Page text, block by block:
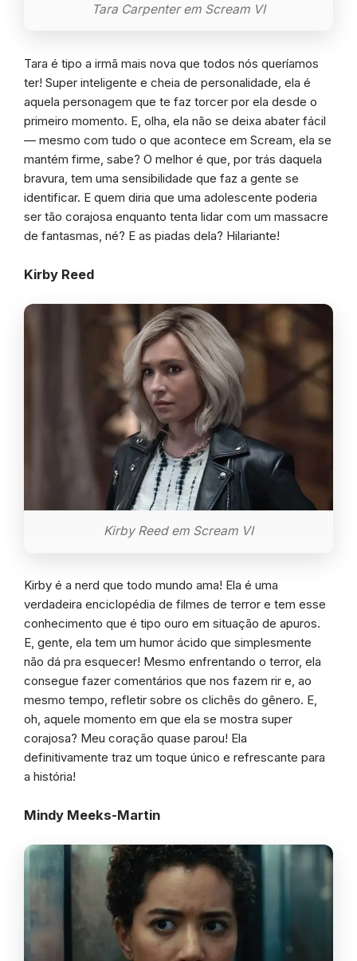
Tara Carpenter em Scream VI
Tara é tipo a irmã mais nova que todos nós queríamos
ter! Super inteligente e cheia de personalidade, ela é
aquela personagem que te faz torcer por ela desde o
primeiro momento. E, olha, ela não se deixa abater fácil
— mesmo com tudo o que acontece em Scream, ela se
mantém firme, sabe? O melhor é que, por trás daquela
bravura, tem uma sensibilidade que faz a gente se
identificar. E quem diria que uma adolescente poderia
ser tão corajosa enquanto tenta lidar com um massacre
de fantasmas, né? E as piadas dela? Hilariante!
Kirby Reed
Kirby Reed em Scream VI
Kirby é a nerd que todo mundo ama! Ela é uma
verdadeira enciclopédia de filmes de terror e tem esse
conhecimento que é tipo ouro em situação de apuros.
E, gente, ela tem um humor ácido que simplesmente
não dá pra esquecer! Mesmo enfrentando o terror, ela
consegue fazer comentários que nos fazem rir e, ao
mesmo tempo, refletir sobre os clichês do gênero. E,
oh, aquele momento em que ela se mostra super
corajosa? Meu coração quase parou! Ela
definitivamente traz um toque único e refrescante para
a história!
Mindy Meeks-Martin